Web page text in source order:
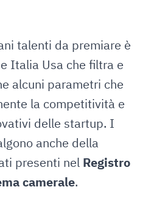
talenti da premiare è
Italia Usa che filtra e
alcuni parametri che
la competitività e
delle startup. I
anche della
presenti nel Registro
camerale.